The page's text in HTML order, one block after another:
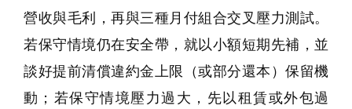
營收與毛利，再與三種月付組合交叉壓力測試。
若保守情境仍在安全帶，就以小額短期先補，並
談好提前清償違約金上限（或部分還本）保留機
動；若保守情境壓力過大，先以租賃或外包過